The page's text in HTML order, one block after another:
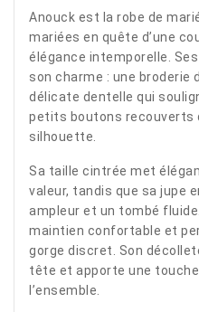
Anouck est la robe de
mariées en quête d’une
élégance intemporelle.
son charme : une broderie
délicate dentelle qui
petits boutons recouverts
silhouette.
Sa taille cintrée met
valeur, tandis que sa jupe
ampleur et un tombé
maintien confortable et
gorge discret. Son
tête et apporte une
l’ensemble.